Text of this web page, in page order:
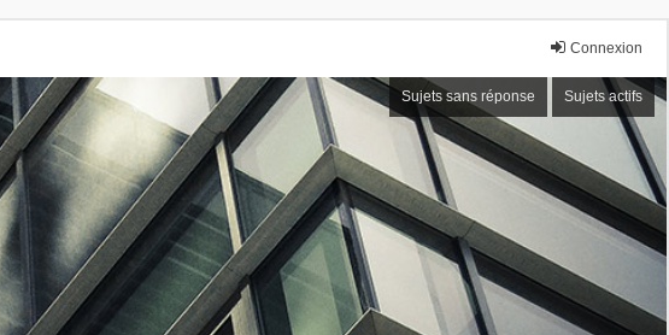
Connexion
Sujets sans réponse Sujets actifs